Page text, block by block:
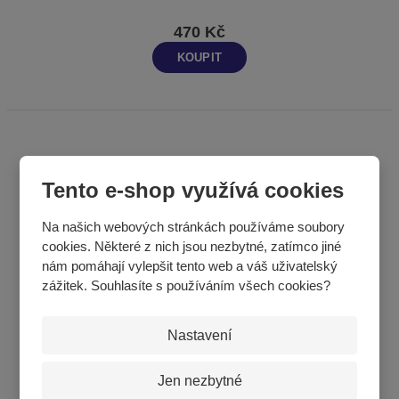
Tento e-shop využívá cookies
Na našich webových stránkách používáme soubory
cookies. Některé z nich jsou nezbytné, zatímco jiné
nám pomáhají vylepšit tento web a váš uživatelský
zážitek. Souhlasíte s používáním všech cookies?
Nastavení
Jen nezbytné
470 Kč
KOUPIT